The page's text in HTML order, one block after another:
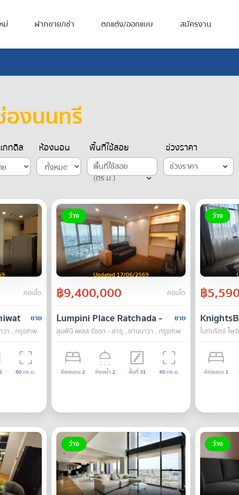
ม่ ฝากขาย/เช่า ตกแต่ง/ออกแบบ สมัครงาน
องนนทรี
ภทดีล ห้องนอน พื้นที่ใช้สอย
พื้นที่ใช้สอย
(ตร.ม.)
ช่วงราคา
ช่วงราคา
คอนโด
ขาย
า , กรุงเทพ
60ตร.ม.
ว่าง
Updated 17/06/2569
฿9,400,000 คอนโด
ขาย
Lumpini Place Ratchada - Sathu
ลุมพินี เพลส รัชดา - สาธุ , ยานนาวา , กรุงเทพ
ห้องนอน 2 ห้องน้ำ2 ชั้นที่31 65ตร.ม.
ว่าง
฿
ไนท์บริดจ์ ไพ
ห้องนอน 1
ว่าง ว่าง